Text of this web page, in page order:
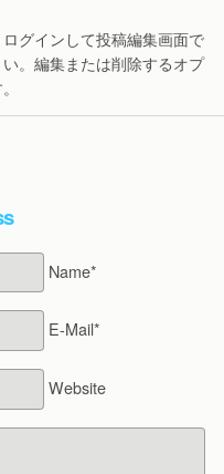
グインして投稿編集画面で
。編集または削除するオプ
Name*
E-Mail*
Website